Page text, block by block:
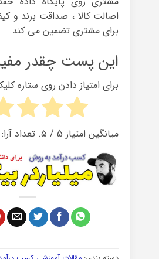
اصالت کالا ، صداقت برند و
برای مشتری تضمین می کند.
این پست چقدر
برای امتیاز دادن روی ستاره
میانگین امتیاز 5/ ۵. تعداد آرا: